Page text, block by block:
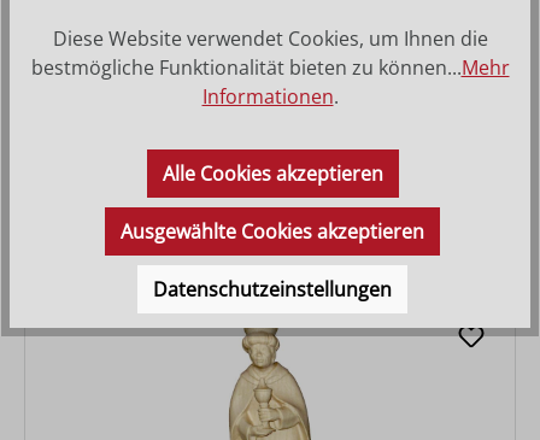
28,80 €
Regulärer Preis:
Diese Website verwendet Cookies, um Ihnen die
bestmögliche Funktionalität bieten zu können...Mehr
Informationen.
Alle Cookies akzeptieren
Ausgewählte Cookies akzeptieren
Datenschutzeinstellungen